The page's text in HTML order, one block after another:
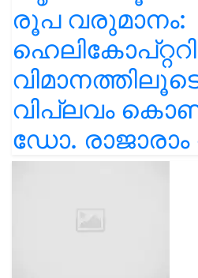
രൂപ വരുമാനം:
വിപ്ലവം
ഡോ. രാജാരാം